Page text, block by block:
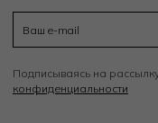
Подписываясь на
конфиденциальности